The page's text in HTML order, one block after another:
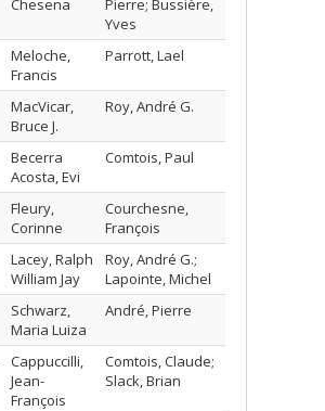
Chesena
Pierre; Bussière,
Yves
Meloche,
Francis
Parrott, Lael
MacVicar,
Bruce J.
Roy, André G.
Becerra
Acosta, Evi
Comtois, Paul
Fleury,
Corinne
Courchesne,
François
Lacey, Ralph
William Jay
Roy, André G.;
Lapointe, Michel
Schwarz,
Maria Luiza
André, Pierre
Cappuccilli,
Jean-
François
Comtois, Claude;
Slack, Brian